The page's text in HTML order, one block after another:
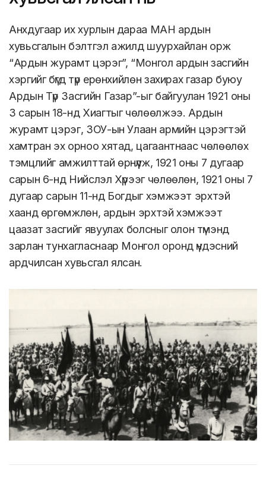
Анхдугаар их хурлын дараа МАН ардын
хувьсгалын бэлтгэл ажилд шуурхайлан орж
“Ардын журамт цэрэг”, “Монгол ардын засгийн
хэргийг бүгд түр ерөнхийлөн захирах газар буюу
Ардын Түр Засгийн Газар”-ыг байгуулан 1921 оны
3 сарын 18-нд Хиагтыг чөлөөлжээ. Ардын
журамт цэрэг, ЗОУ-ын Улаан армийн цэрэгтэй
хамтран эх орноо хятад, цагаантнаас чөлөөлөх
тэмцлийг амжилттай өрнүүлж, 1921 оны 7 дугаар
сарын 6-нд Нийслэл Хүрээг чөлөөлөн, 1921 оны 7
дугаар сарын 11-нд Богдыг хэмжээт эрхтэй
хаанд өргөмжлөн, ардын эрхтэй хэмжээт
цаазат засгийг явуулах болсныг олон түмэнд
зарлан тунхагласнаар Монгол оронд үндэсний
ардчилсан хувьсгал ялсан.